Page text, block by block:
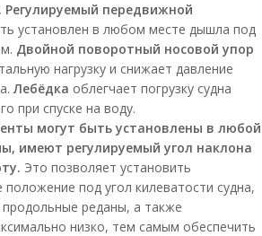
Регулируемый передвижной
установлен в любом месте дышла под
Двойной поворотный носовой упор
нагрузку и снижает давление
Лебёдка облегчает погрузку судна
при спуске на воду.
могут быть установлены в любой
имеют регулируемый угол наклона
Это позволяет установить
под угол килеватости судна,
реданы, а также
низко, тем самым обеспечить